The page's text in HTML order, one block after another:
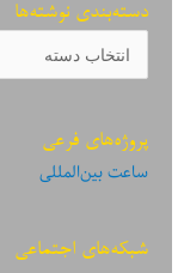
دسته‌بندی نوشته‌ها
دسته‌بندی
نوشته‌ها
پروژه‌های فرعی
ساعت بین‌المللی
شبکه‌های اجتماعی